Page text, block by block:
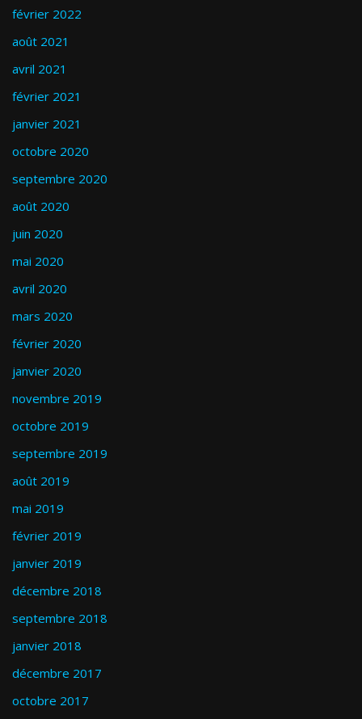
février 2022
août 2021
avril 2021
février 2021
janvier 2021
octobre 2020
septembre 2020
août 2020
juin 2020
mai 2020
avril 2020
mars 2020
février 2020
janvier 2020
novembre 2019
octobre 2019
septembre 2019
août 2019
mai 2019
février 2019
janvier 2019
décembre 2018
septembre 2018
janvier 2018
décembre 2017
octobre 2017